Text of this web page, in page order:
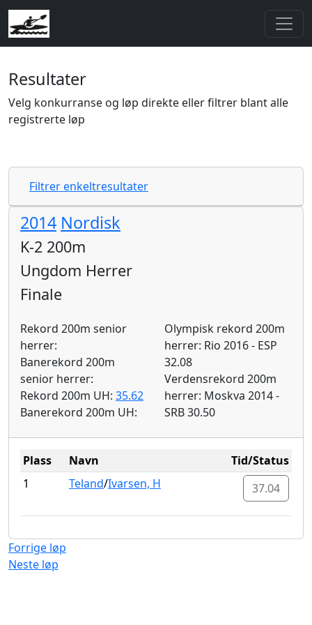
Resultater
Velg konkurranse og løp direkte eller filtrer blant alle
registrerte løp
Filtrer enkeltresultater
2014 Nordisk
K-2 200m
Ungdom Herrer
Finale
Rekord 200m senior
herrer:
Banerekord 200m
senior herrer:
Rekord 200m UH: 35.62
Banerekord 200m UH:
Olympisk rekord 200m
herrer: Rio 2016 - ESP
32.08
Verdensrekord 200m
herrer: Moskva 2014 -
SRB 30.50
Plass Navn
Tid/Status
1
Teland/Ivarsen, H 37.04
Forrige løp
Neste løp